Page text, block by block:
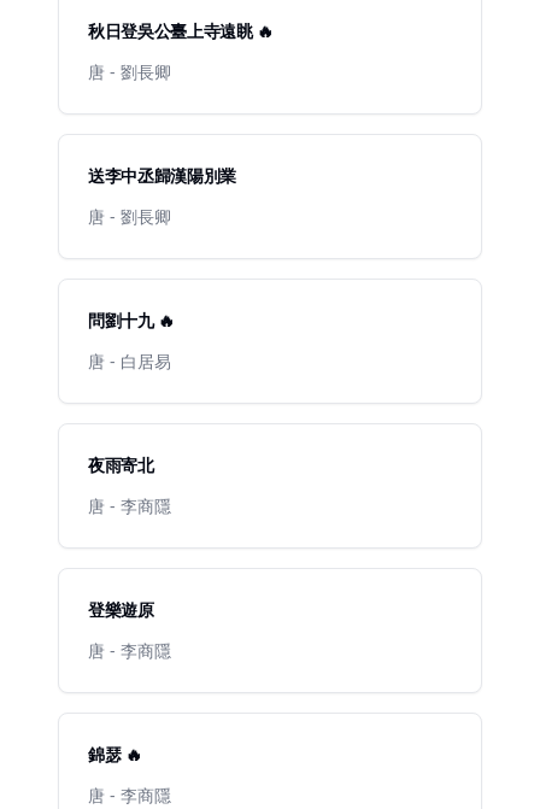
秋日登吳公臺上寺遠眺 🔥
唐 - 劉長卿
送李中丞歸漢陽別業
唐 - 劉長卿
問劉十九 🔥
唐 - 白居易
夜雨寄北
唐 - 李商隱
登樂遊原
唐 - 李商隱
錦瑟 🔥
唐 - 李商隱